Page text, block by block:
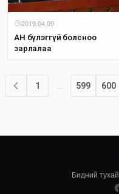
2019.04.09
АН бүлэггүй болсноо
зарлалаа
1 … 599 600
Бидний тухай